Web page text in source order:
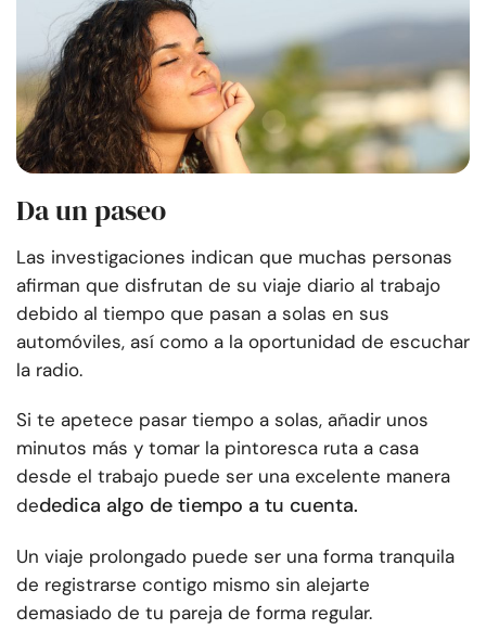
Da un paseo
Las investigaciones indican que muchas personas
afirman que disfrutan de su viaje diario al trabajo
debido al tiempo que pasan a solas en sus
automóviles, así como a la oportunidad de escuchar
la radio.
Si te apetece pasar tiempo a solas, añadir unos
minutos más y tomar la pintoresca ruta a casa
desde el trabajo puede ser una excelente manera
dededica algo de tiempo a tu cuenta.
Un viaje prolongado puede ser una forma tranquila
de registrarse contigo mismo sin alejarte
demasiado de tu pareja de forma regular.